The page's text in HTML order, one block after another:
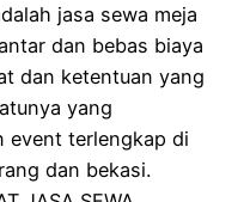
jasa sewa meja
dan bebas biaya
dan ketentuan yang
yang
event terlengkap di
dan bekasi.